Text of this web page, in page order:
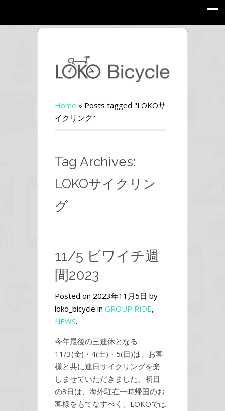
Home » Posts tagged "LOKOサ
イクリング"
Tag Archives:
LOKOサイクリン
グ
11/5 ビワイチ週
間2023
Posted on 2023年11月5日 by
loko_bicycle in GROUP RIDE,
NEWS.
今年最後の三連休となる
11/3(金)・4(土)・5(日)は、お客
様と共に連日サイクリングを楽
しませていただきました。初日
の3日は、海外駐在一時帰国のお
客様をもてなすべく、LOKOでは